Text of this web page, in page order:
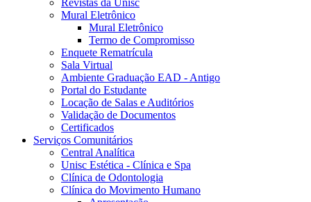
Revistas da Unisc
Mural Eletrônico
Mural Eletrônico
Termo de Compromisso
Enquete Rematrícula
Sala Virtual
Ambiente Graduação EAD - Antigo
Portal do Estudante
Locação de Salas e Auditórios
Validação de Documentos
Certificados
Serviços Comunitários
Central Analítica
Unisc Estética - Clínica e Spa
Clínica de Odontologia
Clínica do Movimento Humano